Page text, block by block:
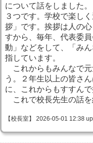
について話をしました
３つです。学校で楽し
拶」です。挨拶は人の
すから、毎年、代表委
動」などをして、「み
指しています。
これからもみんなで元
う。２年生以上の皆さ
に、これからもすすん
これで校長先生の話
【校長室】 2026-05-01 12:38